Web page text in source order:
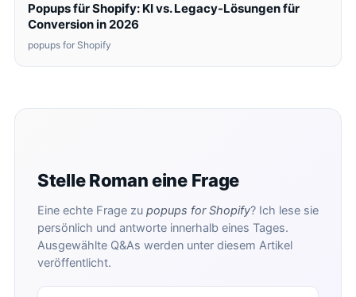
Popups für Shopify: KI vs. Legacy-Lösungen für
Conversion in 2026
popups for Shopify
Stelle Roman eine Frage
Eine echte Frage zu popups for Shopify? Ich lese sie
persönlich und antworte innerhalb eines Tages.
Ausgewählte Q&As werden unter diesem Artikel
veröffentlicht.